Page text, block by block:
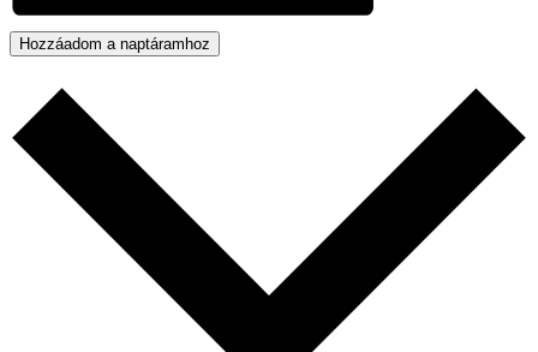
Hozzáadom a naptáramhoz